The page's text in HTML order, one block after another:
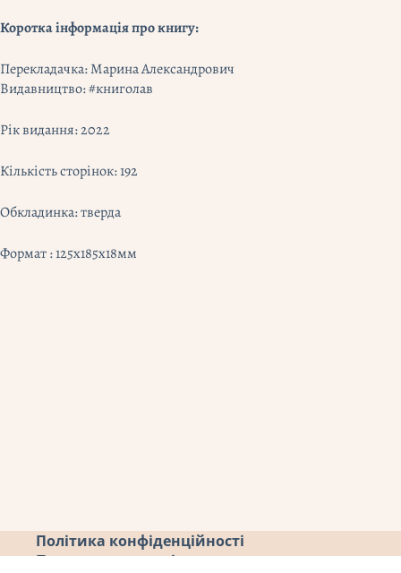
Коротка інформація про книгу:
Перекладачка: Марина Александрович
Видавництво: #книголав
Рік видання: 2022
Кількість сторінок: 192
Обкладинка: тверда
Формат : 125x185x18мм
Політика конфіденційності
Повернення коштів